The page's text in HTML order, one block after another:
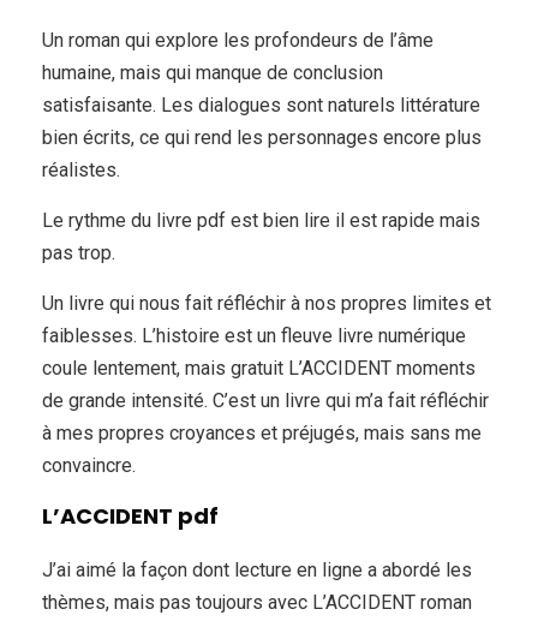
Un roman qui explore les profondeurs de l’âme
humaine, mais qui manque de conclusion
satisfaisante. Les dialogues sont naturels littérature
bien écrits, ce qui rend les personnages encore plus
réalistes.
Le rythme du livre pdf est bien lire il est rapide mais
pas trop.
Un livre qui nous fait réfléchir à nos propres limites et
faiblesses. L’histoire est un fleuve livre numérique
coule lentement, mais gratuit L’ACCIDENT moments
de grande intensité. C’est un livre qui m’a fait réfléchir
à mes propres croyances et préjugés, mais sans me
convaincre.
L’ACCIDENT pdf
J’ai aimé la façon dont lecture en ligne a abordé les
thèmes, mais pas toujours avec L’ACCIDENT roman